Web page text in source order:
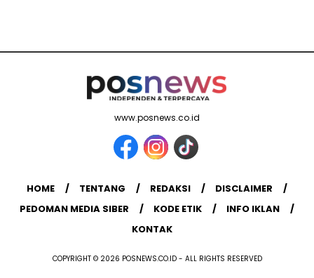
www.posnews.co.id
HOME TENTANG REDAKSI
DISCLAIMER
PEDOMAN MEDIA SIBER
KODE ETIK
INFO IKLAN
KONTAK
COPYRIGHT © 2026 POSNEWS.CO.ID - ALL RIGHTS RESERVED